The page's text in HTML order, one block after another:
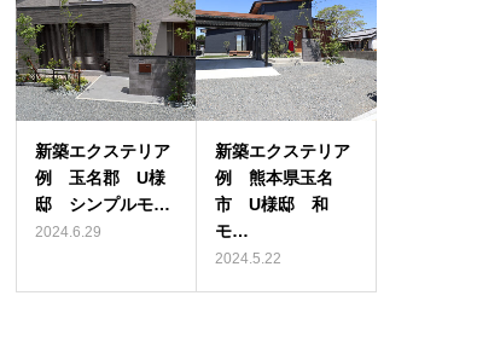
新築エクステリア
例 玉名郡 U様
邸 シンプルモ…
2024.6.29
新築エクステリア
例 熊本県玉名
市 U様邸 和
モ…
2024.5.22